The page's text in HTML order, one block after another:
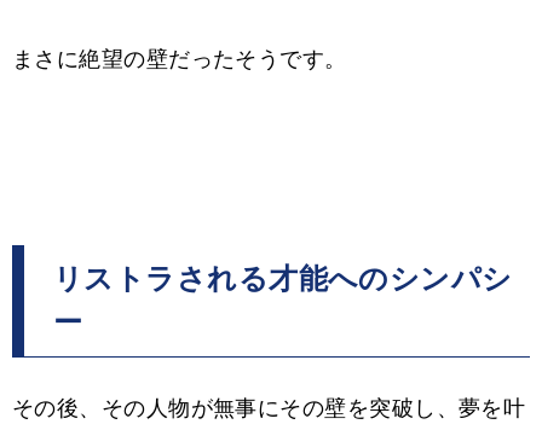
まさに絶望の壁だったそうです。
リストラされる才能へのシンパシ
ー
その後、その人物が無事にその壁を突破し、夢を叶